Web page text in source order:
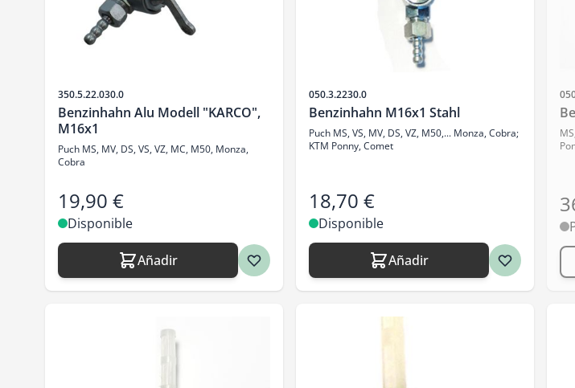
SKU
350.5.22.030.0
Benzinhahn Alu Modell "KARCO",
M16x1
Puch MS, MV, DS, VS, VZ, MC, M50, Monza,
Cobra
19,90 €
Disponible
Añadir
SKU
050.3.2230.0
Benzinhahn M16x1 Stahl
Puch MS, VS, MV, DS, VZ, M50,... Monza, Cobra;
KTM Ponny, Comet
18,70 €
Disponible
Añadir